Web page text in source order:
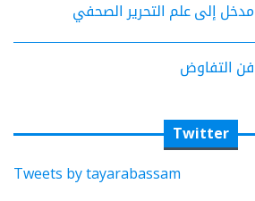
مدخل إلى علم التحرير الصحفي
فن التفاوض
Twitter
Tweets by tayarabassam